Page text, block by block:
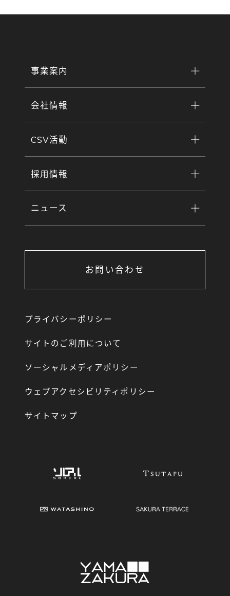
事業案内
会社情報
CSV活動
採用情報
ニュース
お問い合わせ
プライバシーポリシー
サイトのご利用について
ソーシャルメディアポリシー
ウェブアクセシビリティポリシー
サイトマップ